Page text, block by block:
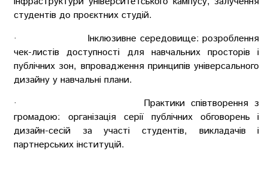
студентів до проєктних студій.
· Інклюзивне середовище: розроблення
чек-листів доступності для навчальних просторів і
публічних зон, впровадження принципів універсального
дизайну у навчальні плани.
· Практики співтворення з
громадою: організація серії публічних обговорень і
дизайн-сесій за участі студентів, викладачів і
партнерських інституцій.